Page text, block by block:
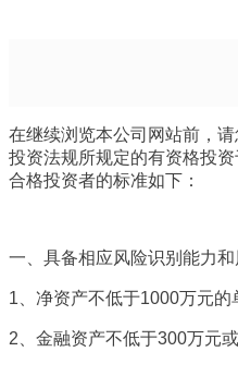
在继续浏览本公司网站前，
投资法规所规定的有资格投
合格投资者的标准如下：
一、具备相应风险识别能力
1 、净资产不低于1000万元的
2 、金融资产不低于300万元